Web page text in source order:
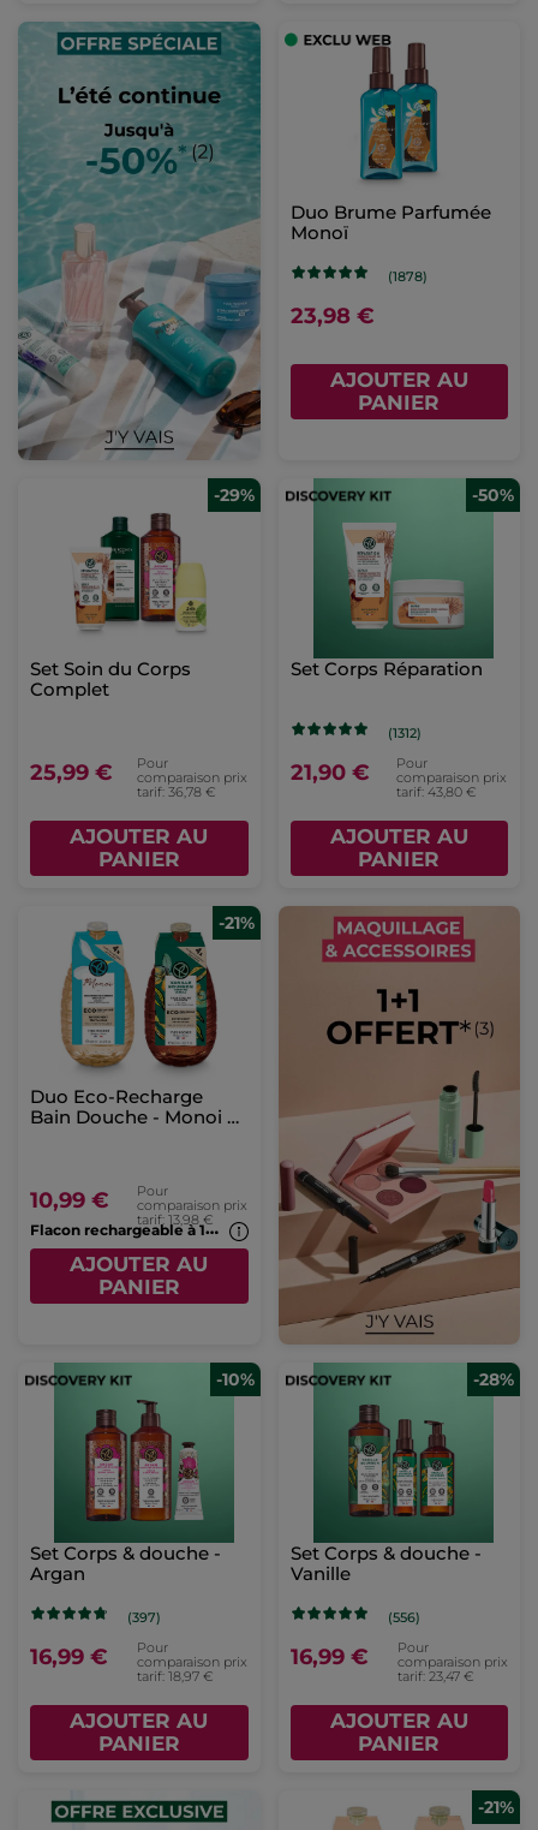
Duo Brume Parfumée
Monoï
(1878)
23,98 €
AJOUTER AU
PANIER
-29%
Set Soin du Corps
Complet
25,99 €
Pour
comparaison prix
tarif: 36,78 €
AJOUTER AU
PANIER
-50%
Set Corps Réparation
(1312)
21,90 €
Pour
comparaison prix
tarif: 43,80 €
AJOUTER AU
PANIER
-21%
Duo Eco-Recharge
Bain Douche - Monoi &
10,99 €
Pour
comparaison prix
tarif: 13,98 €F
lacon rechargeable à 1€*(7b)
AJOUTER AU
PANIER
-10%
Set Corps & douche -
Argan
(397)
16,99 €
Pour
comparaison prix
tarif: 18,97 €
AJOUTER AU
PANIER
-28%
Set Corps & douche -
Vanille
(556)
16,99 €
Pour
comparaison prix
tarif: 23,47 €
AJOUTER AU
PANIER
-21%